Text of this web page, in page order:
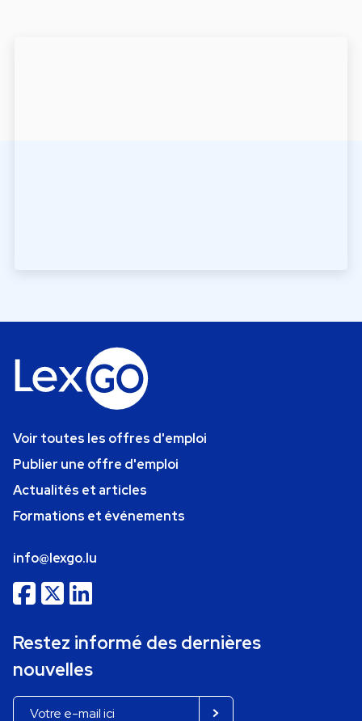
Voir toutes les offres d'emploi
Publier une offre d'emploi
Actualités et articles
Formations et événements
info@lexgo.lu
Restez informé des dernières
nouvelles